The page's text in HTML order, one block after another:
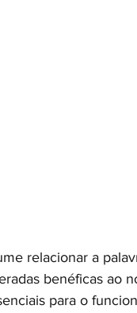
relacionar a
benéficas ao
para o